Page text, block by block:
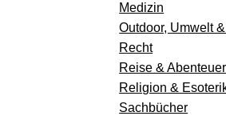
Medizin
Outdoor, Umwelt
Recht
Reise & Abenteuer
Religion &
Sachbücher